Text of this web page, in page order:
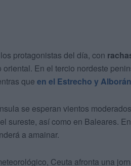
protagonistas del día, con
En el tercio nordeste
que en el Estrecho y
se esperan vientos
sureste, así como en Baleares.
a amainar.
Ceuta afronta una